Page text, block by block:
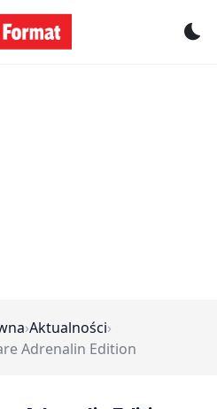
›Aktualności›
Adrenalin Edition